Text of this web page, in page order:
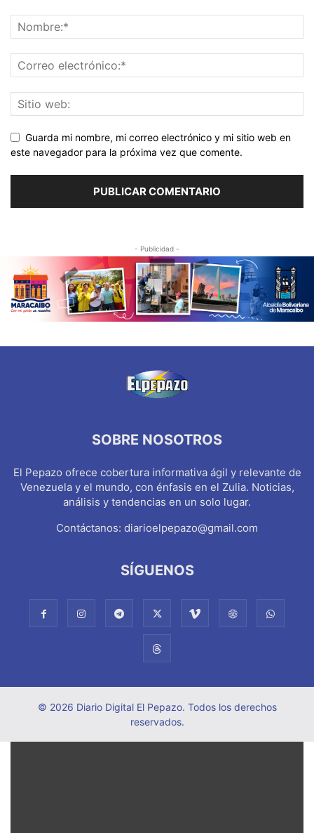
Guarda mi nombre, mi correo electrónico y mi sitio web en
este navegador para la próxima vez que comente.
- Publicidad -
SOBRE NOSOTROS
El Pepazo ofrece cobertura informativa ágil y relevante de
Venezuela y el mundo, con énfasis en el Zulia. Noticias,
análisis y tendencias en un solo lugar.
Contáctanos: diarioelpepazo@gmail.com
SÍGUENOS
© 2026 Diario Digital El Pepazo. Todos los derechos
reservados.